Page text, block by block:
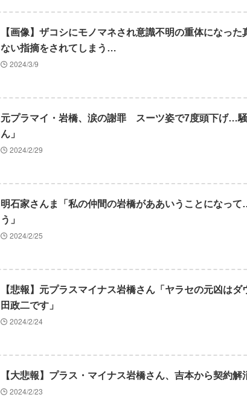
【画像】ザコシにモノマネされ意識不明の重体になっ
ない指摘をされてしまう…
2024/3/9
元プラマイ・岩橋、涙の謝罪 スーツ姿で7度頭下げ…
ん」
2024/2/29
明石家さんま「私の仲間の岩橋がああいうことになっ
う」
2024/2/25
【悲報】元プラスマイナス岩橋さん「ヤラセの元凶は
田政二です」
2024/2/24
【大悲報】プラス・マイナス岩橋さん、吉本から契約
2024/2/23